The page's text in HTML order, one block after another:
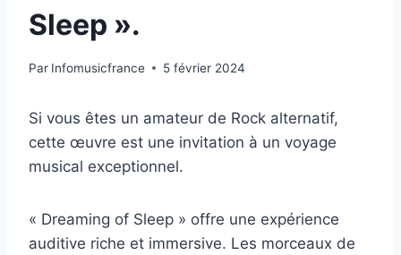
Sleep ».
Par Infomusicfrance 5 février 2024
Si vous êtes un amateur de Rock alternatif,
cette œuvre est une invitation à un voyage
musical exceptionnel.
« Dreaming of Sleep » offre une expérience
auditive riche et immersive. Les morceaux de